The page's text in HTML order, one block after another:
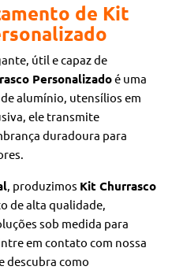
de Kit
útil e capaz de
Personalizadoé uma
alumínio, utensílios em
ele transmite
duradoura para
, produzimos Kit Churrasco
de alta qualidade,
sob medida para
em contato com nossa
descubra como